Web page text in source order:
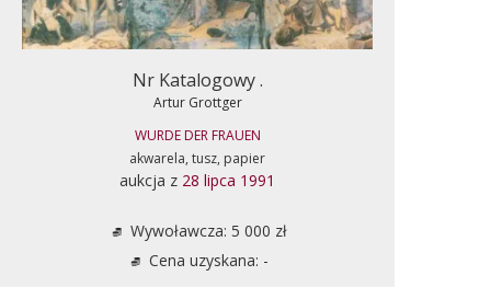
Nr Katalogowy .
Artur Grottger
WURDE DER FRAUEN
akwarela, tusz, papier
aukcja z 28 lipca 1991
Wywoławcza: 5 000 zł
Cena uzyskana: -